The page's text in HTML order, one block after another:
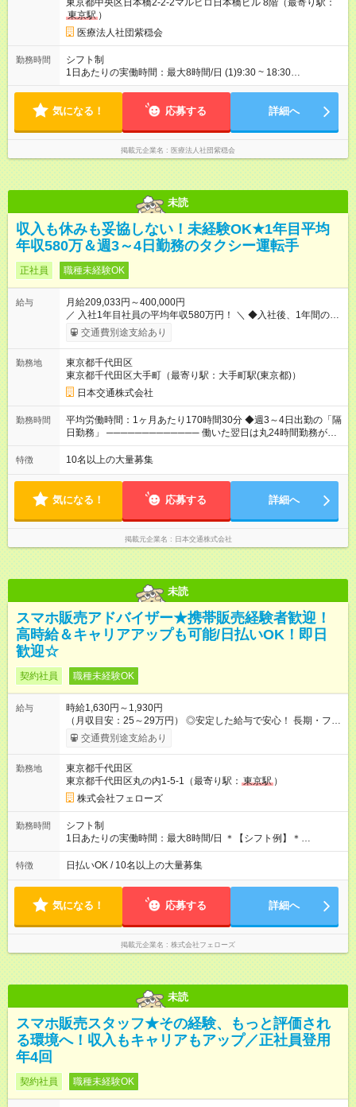
採用（契約社員） 給与：月給 210,000円以上
東京都中央区日本橋2-2-2マルヒロ日本橋ビル 8階（最寄り駅：
東京駅 ）
医療法人社団紫穏会
勤務時間
シフト制
1日あたりの実働時間：最大8時間/日 (1)9:30 ~ 18:30
(2)10:00 ~ 19:00 実働8時間（休憩1時間） ※残業が発生した場
気になる！ 応募する 詳細へ
掲載元企業名 医療法人社団紫穏会
未読
収入も休みも妥協しない！未経験OK★1年目平均
年収580万＆週3～4日勤務のタクシー運転手
正社員 職種未経験OK
給与
月給209,033円～400,000円
／ 入社1年目社員の平均年収580万円！ ＼ ◆入社後、1年間の給
与保証あり！ ─────────────── 乗務にじっくりと慣れて
いただけるよう、売上に関係なく給与を保証します。保証額以
たします。 【入社1～3カ月目】月給40万円保証 【入社4～12カ
月目】月給35万円保証 【入社13カ月以降】月給20万9033円＋
歩合＋賞与年3回 ※上記には、一律支給の手当を含みます。
※「厚生労働省のタクシー運転者の最低賃金計算方法に基づ
く」 ◆業界最高水準の歩合率で還元！ ───────────────
売上の62%が歩合や賞与として還元されるため、頑張った分だ
も！ 【試用期間】試用期間あり 試用期間の長さ：3ヶ月 雇用形
態、給与は本採用時と同じです。 試用期間中の労働条件は本採
用と同じです。
交通費別途支給あり
勤務地
東京都千代田区
東京都千代田区大手町（最寄り駅：大手町駅(東京都)）
日本交通株式会社
勤務時間
平均労働時間：1ヶ月あたり170時間30分 ◆週3～4日出勤の「隔
日勤務」 ───────────── 働いた翌日は丸24時間勤務が入
りません。 ◆最も稼ぎやすい時間帯で勤務
───────────── シフトは、15：00～翌10：00 ※月間労働
7.5h ※残業は基本的にありません 平均労働時間：1ヶ月あたり
170時間30分 ◆週3～4日出勤の「隔日勤務」
───────────── 働いた翌日は丸24時間勤務が入りませ
ん。 ◆最も稼ぎやすい時間帯で勤務 ───────────── シフ
トは、15：00～翌10：00 ※月間労働時間170.5h ※1回の乗務は
15.5h（休憩3h） ※研修中は実働時間7.5h ※残業は基本的にあり
特徴 10名以上の大量募集
気になる！ 応募する 詳細へ
掲載元企業名 日本交通株式会社
未読
スマホ販売アドバイザー★携帯販売経験者歓迎！
高時給＆キャリアアップも可能/日払いOK！即日
歓迎☆
契約社員 職種未経験OK
給与
時給1,630円～1,930円
（月収目安：25～29万円） ◎安定した給与で安心！ 長期・フル
タイムで勤務いただける方にお越しいただきたいと思っていま
す。シフトが削られることはないので、安定した給与が入りま
たいという人もいると思います。このあたりは柔軟に対応する
ので、お気軽にご相談ください！ ※2ヶ月の試用期間がありま
す。その間の給与・待遇に変更はありません。 【試用期間】試
用期間あり 試用期間の長さ：2ヶ月 雇用形態、給与は本採用時
と同じです。
交通費別途支給あり
勤務地
東京都千代田区
東京都千代田区丸の内1-5-1（最寄り駅： 東京駅 ）
株式会社フェローズ
勤務時間
シフト制
1日あたりの実働時間：最大8時間/日 ＊【シフト例】＊
(1) 10:00～19:00 (2) 11:00～20:00 (3) 12:00～21:00 など ◎
いずれも実働8時間・休憩1時間です。中抜けシフトなどはあり
たい」などあれば相談に応じますのでおっしゃってください！
特徴 日払いOK / 10名以上の大量募集
気になる！ 応募する 詳細へ
掲載元企業名 株式会社フェローズ
未読
スマホ販売スタッフ★その経験、もっと評価され
る環境へ！収入もキャリアもアップ／正社員登用
年4回
契約社員 職種未経験OK